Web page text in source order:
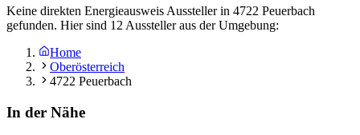
Keine direkten Energieausweis Aussteller in 4722 Peuerbach
gefunden. Hier sind 12 Aussteller aus der Umgebung:
Home
Oberösterreich
4722 Peuerbach
In der Nähe